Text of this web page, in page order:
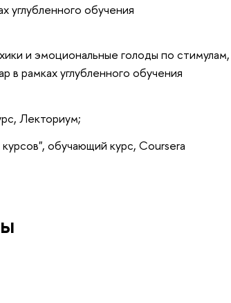
углубленного обучения
и эмоциональные голоды по стимулам,
в рамках углубленного обучения
Лекториум;
обучающий курс, Coursera